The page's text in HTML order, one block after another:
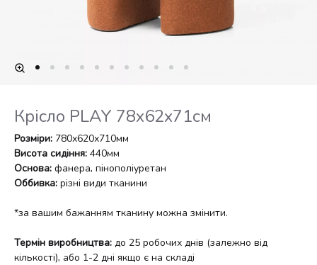
Крісло PLAY 78х62х71см
Розміри: 780х620х710мм
Висота сидіння: 440мм
Основа: фанера, пінополіуретан
Оббивка: різні види тканини
*за вашим бажанням тканину можна змінити.
Термін виробництва: до 25 робочих днів (залежно від
кількості), або 1-2 дні якщо є на складі